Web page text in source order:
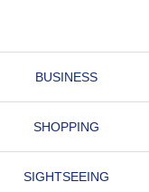
BUSINESS
SHOPPING
SIGHTSEEING